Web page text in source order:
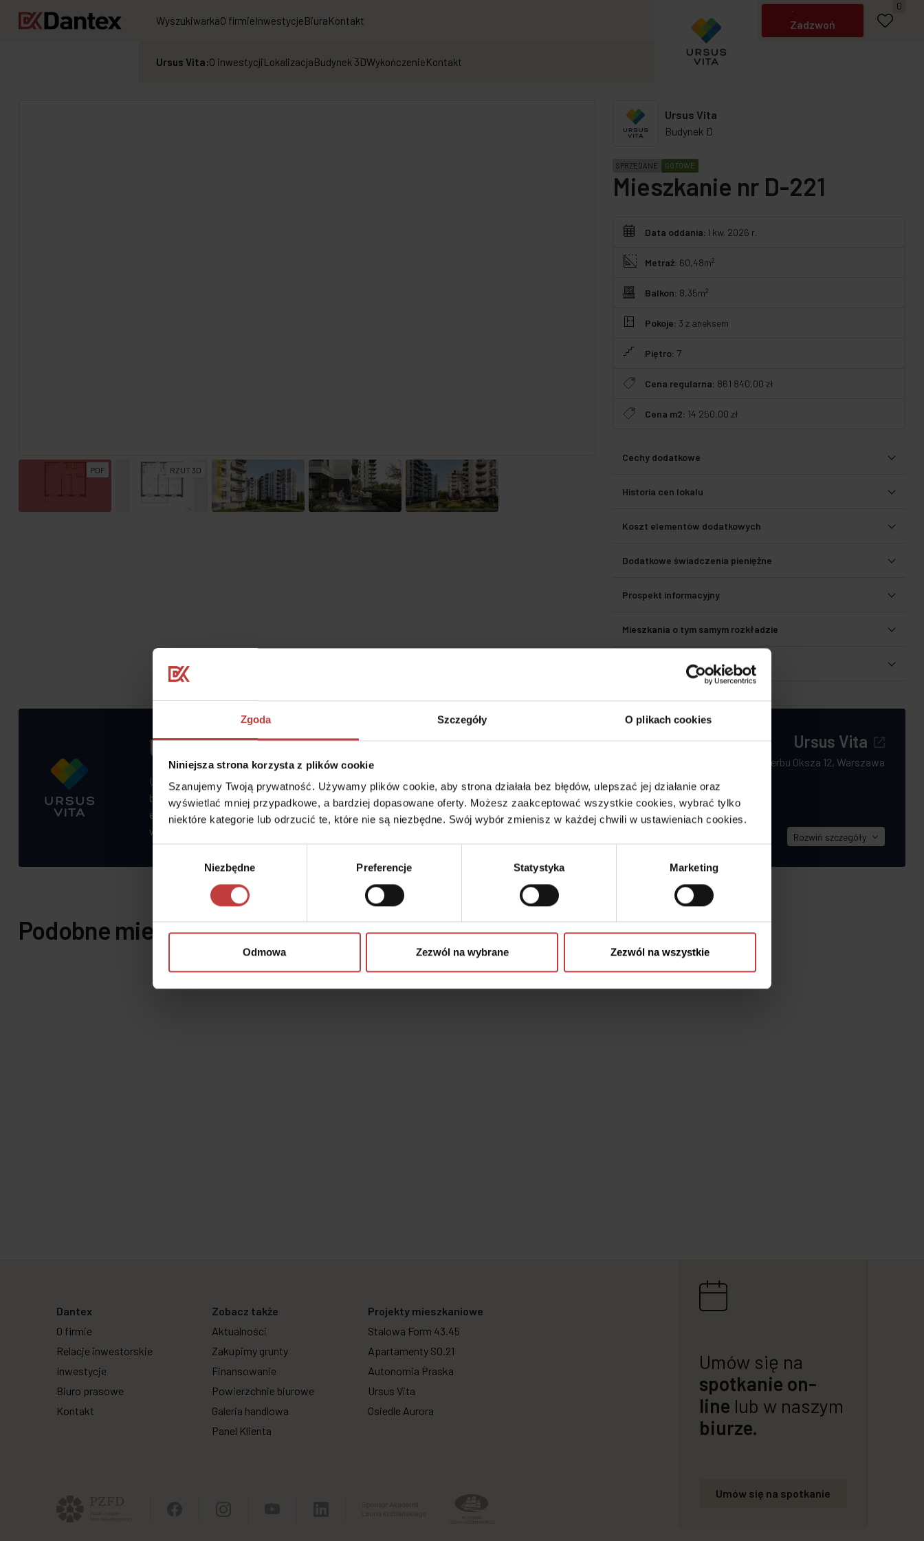
Zgoda Szczegóły O plikach cookies
Niniejsza strona korzysta z plików cookie
Szanujemy Twoją prywatność. Używamy plików cookie, aby strona działała bez błędów, ulepszać jej działanie oraz
wyświetlać mniej przypadkowe, a bardziej dopasowane oferty. Możesz zaakceptować wszystkie cookies, wybrać tylko
niektóre kategorie lub odrzucić te, które nie są niezbędne. Swój wybór zmienisz w każdej chwili w ustawieniach cookies.
zgody
Niezbędne Preferencje Statystyka Marketing
Odmowa Zezwól na wybrane Zezwól na wszystkie
WyszukiwarkaO firmieInwestycjeBiuraKontakt
Zadzwoń
0
Ursus Vita:O inwestycjiLokalizacjaBudynek 3DWykończenieKontakt
PDF RZUT 3D
Ursus Vita
Budynek D
SPRZEDANE GOTOWE
Mieszkanie nr D-221
Data oddania: I kw. 2026 r.
Metraż: 60,48m2
Balkon: 8,35m2
Pokoje: 3 z aneksem
Piętro: 7
Cena regularna: 861 840,00 zł
Cena m2: 14 250,00 zł
Cechy dodatkowe
Historia cen lokalu
Koszt elementów dodatkowych
Dodatkowe świadczenia pieniężne
Prospekt informacyjny
Mieszkania o tym samym rozkładzie
Ursus Vita
Ursus to dzielnica z bogatą infrastrukturą, która sukcesywnie się rozwija. Mieszkańcy dzielnicy doceniają Ursus za
bezpieczeństwo, zieloną, zadbaną okolicę i najniższe koszty życia w Warszawie. Dzięki bogatej ofercie
edukacyjnej i kulturalnej oraz spokojnej, przyjacielskiej atmosferze Ursus zdobywa coraz większą popularność
wśród rodzin.
Ursus Vita
Herbu Oksza 12, Warszawa
Rozwiń szczegóły
Podobne mieszkania
Dantex
O firmie
Relacje inwestorskie
Inwestycje
Biuro prasowe
Kontakt
Zobacz także
Aktualności
Zakupimy grunty
Finansowanie
Powierzchnie biurowe
Galeria handlowa
Panel Klienta
Projekty mieszkaniowe
Stalowa Form 43.45
Apartamenty SO.21
Autonomia Praska
Ursus Vita
Osiedle Aurora
Umów się na
spotkanie on-
line lub w naszym
biurze.
Umów się na spotkanie